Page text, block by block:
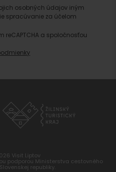
osobných údajov iným
spracúvanie za účelom
a spoločnosťou
Visit Liptov
podporou Ministerstva cestovného
republiky.